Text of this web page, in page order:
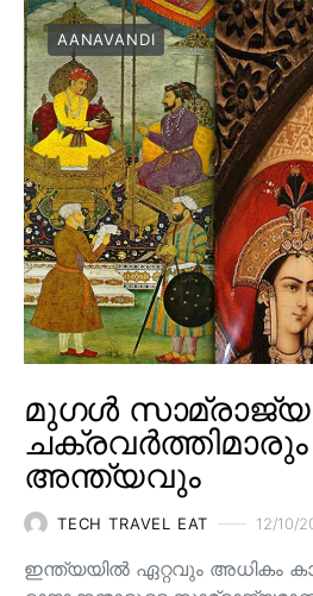
AANAVANDI
മുഗൾ
അന്ത്യവും
TECH TRAVEL EAT 12/10/
ഇന്ത്യയിൽ ഏറ്റവും അധികം